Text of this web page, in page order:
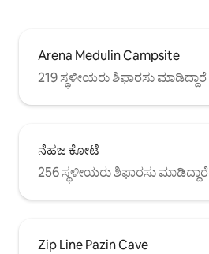
Arena Medulin Campsite
219 ಸ್ಥಳೀಯರು ಶಿಫಾರಸು ಮಾಡಿದ್ದಾರೆ
ನೆಹಜ ಕೋಟೆ
256 ಸ್ಥಳೀಯರು ಶಿಫಾರಸು ಮಾಡಿದ್ದಾರೆ
Zip Line Pazin Cave